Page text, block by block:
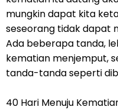
mungkin dapat kita
seseorang tidak dapat
Ada beberapa tanda,
kematian menjemput,
tanda-tanda seperti
40 Hari Menuju